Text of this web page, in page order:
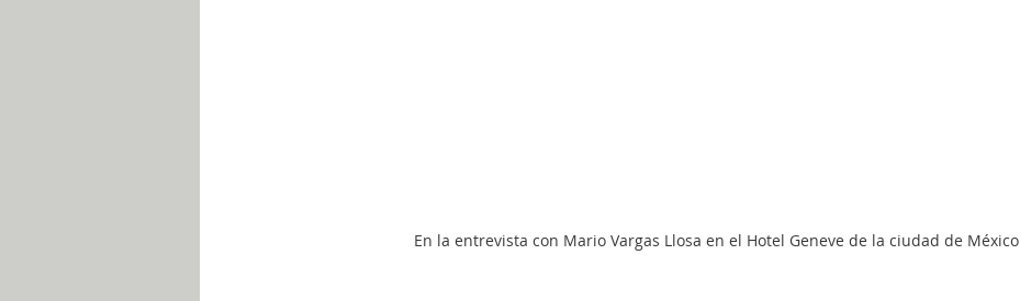
En la entrevista con Mario Vargas Llosa en el Hotel Geneve de la ciudad de México